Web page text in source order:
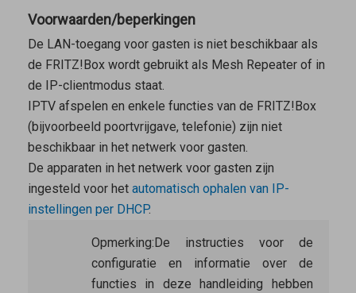
Voorwaarden/beperkingen
De LAN-toegang voor gasten is niet beschikbaar als
de FRITZ!Box wordt gebruikt als Mesh Repeaterof in
de IP-clientmodus staat.
IPTV afspelen en enkele functies van de FRITZ!Box
(bijvoorbeeld poortvrijgave, telefonie) zijn niet
beschikbaar in het netwerk voor gasten.
De apparaten in het netwerk voor gasten zijn
ingesteld voor het automatisch ophalen van IP-
instellingen per DHCP.
Opmerking: De instructies voor de
configuratie en informatie over de
functies in deze handleiding hebben